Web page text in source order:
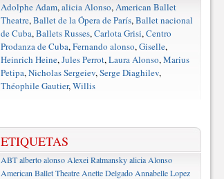
Adolphe Adam,alicia Alonso,American Ballet
Theatre,Ballet de la Ópera de París,Ballet nacional
de Cuba,Ballets Russes,Carlota Grisi,Centro
Prodanza de Cuba,Fernando alonso,Giselle,
Heinrich Heine,Jules Perrot,Laura Alonso,Marius
Petipa,Nicholas Sergeiev,Serge Diaghilev,
Théophile Gautier,Willis
ETIQUETAS
ABTalberto alonso Alexei Ratmanskyalicia Alonso
American Ballet Theatre Anette Delgado Annabelle Lopez